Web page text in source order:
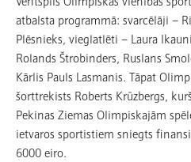
atbalsta programmā: svarcēlāji –
Plēsnieks, vieglatlēti – Laura
Rolands Štrobinders, Ruslans
Kārlis Pauls Lasmanis. Tāpat
šorttrekists Roberts Krūzbergs,
Pekinas Ziemas Olimpiskajām
ietvaros sportistiem sniegts
6000 eiro.